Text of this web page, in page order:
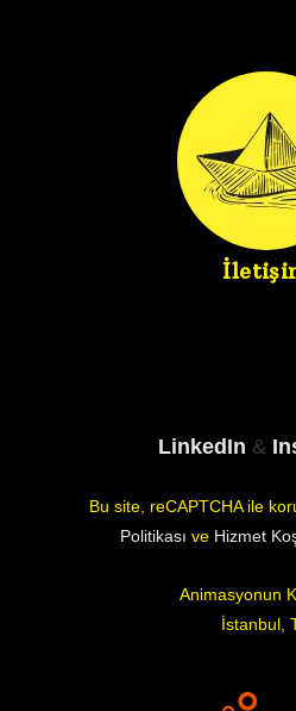
LinkedIn &
Bu site, reCAPTCHA ile
Politikası ve Hizmet
Animasyonun
İstanbul,